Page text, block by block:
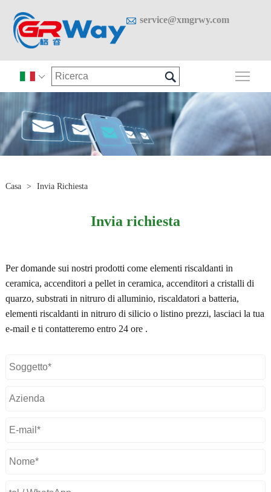
 service@xmgrwy.com
 
Casa > Invia Richiesta
Invia richiesta
Per domande sui nostri prodotti come elementi riscaldanti in
ceramica, accenditori a pellet in ceramica, accenditori a cristalli di
quarzo, substrati in nitruro di alluminio, riscaldatori a batteria,
elementi riscaldanti in nitruro di silicio o listino prezzi, lasciaci la tua
e-mail e ti contatteremo entro 24 ore .